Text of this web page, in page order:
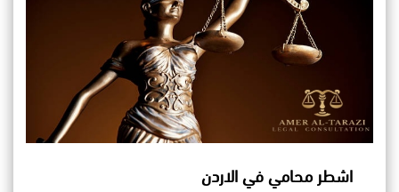
اشطر محامي في الاردن